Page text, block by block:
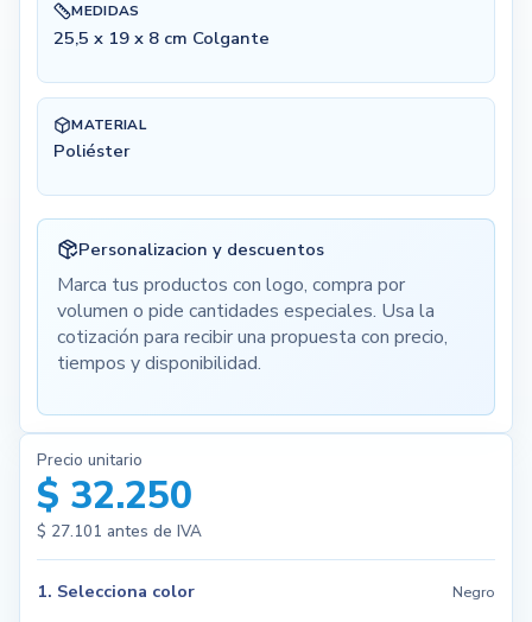
MEDIDAS
25,5 x 19 x 8 cm Colgante
MATERIAL
Poliéster
Personalizacion y descuentos
Marca tus productos con logo, compra por
volumen o pide cantidades especiales. Usa la
cotización para recibir una propuesta con precio,
tiempos y disponibilidad.
Precio unitario
$ 32.250
$ 27.101 antes de IVA
1. Selecciona color Negro